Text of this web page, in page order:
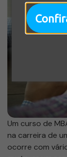
Um curso de
na carreira de
ocorre com